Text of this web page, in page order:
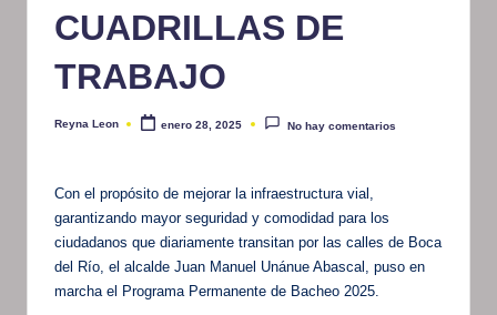
CUADRILLAS DE
TRABAJO
Publicado
Reyna Leon enero 28, 2025 No hay comentarios
Con el propósito de mejorar la infraestructura vial,
garantizando mayor seguridad y comodidad para los
ciudadanos que diariamente transitan por las calles de Boca
del Río, el alcalde Juan Manuel Unánue Abascal, puso en
marcha el Programa Permanente de Bacheo 2025.